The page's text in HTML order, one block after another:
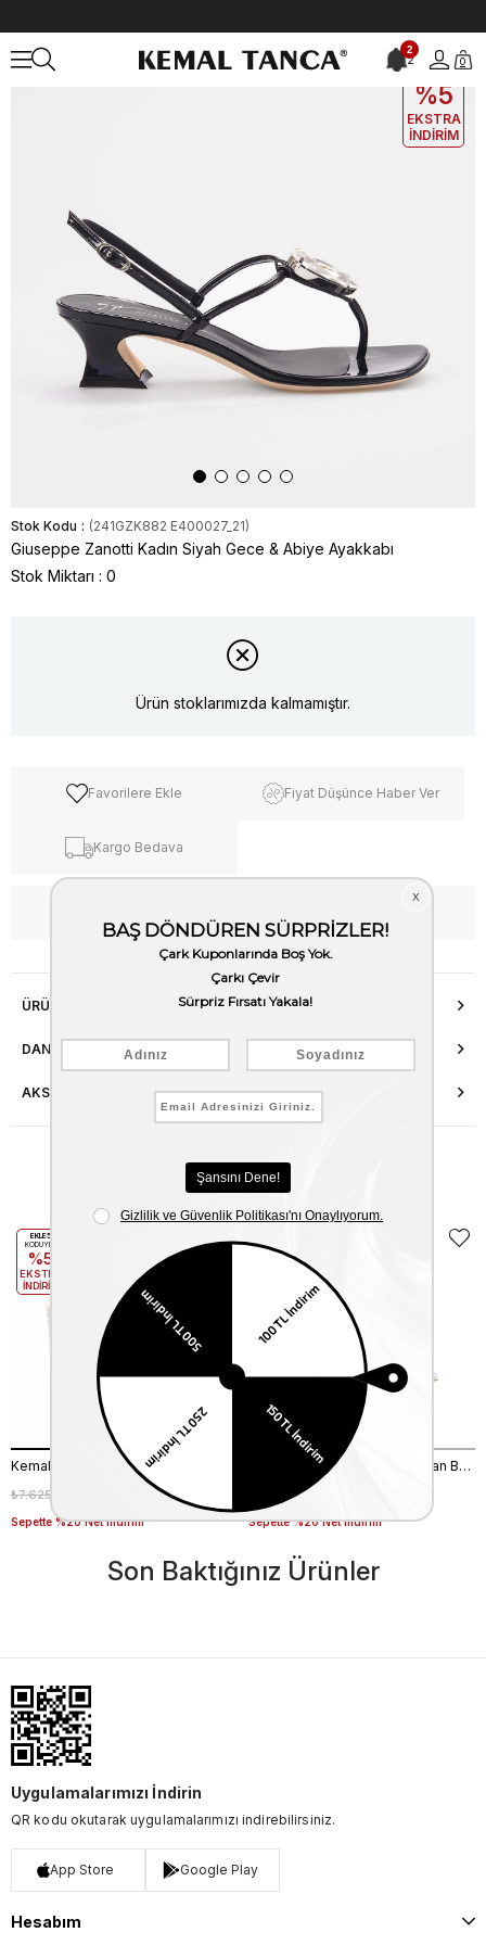
2
2 0
EKLE5
%5
EKSTRA
İNDİRİM
Stok Kodu (241GZK882 E400027_21)
Giuseppe Zanotti Kadın Siyah Gece & Abiye Ayakkabı
Stok Miktarı : 0
Ürün stoklarımızda kalmamıştır.
Favorilere Ekle Fiyat Düşünce Haber Ver
Kargo Bedava
ÜRÜN ÖZELLIKLERI
DANIŞMA HATTI
AKSESUAR ONARIMI
Benzer Ürünler
₺7.625,00
Sepette %20 Net İndirim
%30
EKLE5
KODUYLA
%5
EKSTRA
İNDİRİM
Rouge Kadın Taşlı Neolit Taban Beyaz Süet Gece & Abiye Ayakkabı
₺14.750,00
Sepette %20 Net İndirim
KODUYLA
%5
Son Baktığınız Ürünler
Uygulamalarımızı İndirin
QR kodu okutarak uygulamalarımızı indirebilirsiniz.
App Store Google Play
Hesabım